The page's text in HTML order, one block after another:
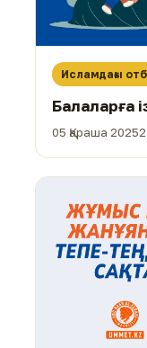
Исламдағы
Балаларға
05 Қараша 2025